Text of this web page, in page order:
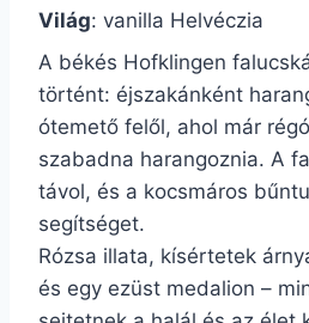
Világ: vanilla Helvéczia
A békés Hofklingen
történt: éjszakánként
ótemető felől, ahol már
szabadna harangoznia. A
távol, és a kocsmáros
segítséget.
Rózsa illata, kísértetek
és egy ezüst medalion –